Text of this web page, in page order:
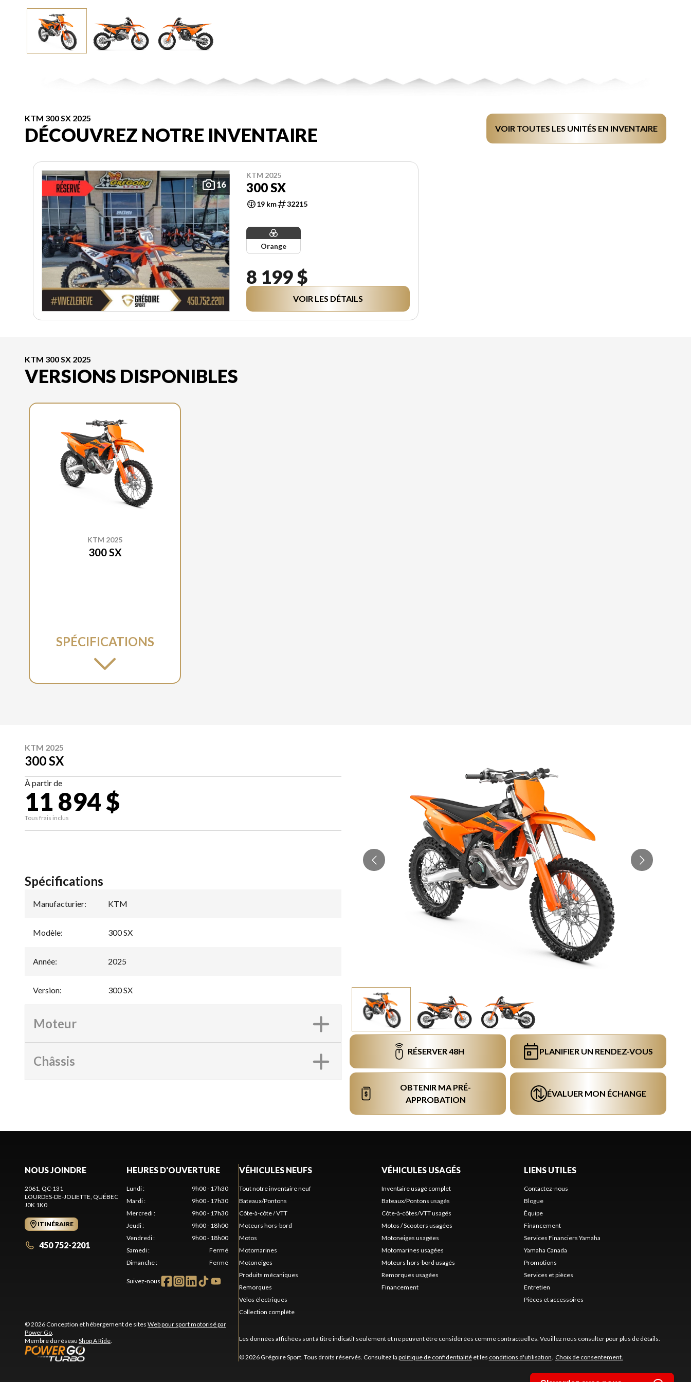
KTM 300 SX 2025
DÉCOUVREZ NOTRE INVENTAIRE VOIR TOUTES LES UNITÉS EN INVENTAIRE
16
KTM 2025
300 SX
19 km 32215
Orange
8 199 $
VOIR LES DÉTAILS
KTM 300 SX 2025
VERSIONS DISPONIBLES
KTM 2025
300 SX
SPÉCIFICATIONS
KTM 2025
300 SX
À partir de
11 894 $
Tous frais inclus
RÉSERVER 48H PLANIFIER UN RENDEZ-VOUS
OBTENIR MA PRÉ-
APPROBATION
ÉVALUER MON ÉCHANGE
Spécifications
Manufacturier: KTM
Modèle: 300 SX
Année: 2025
Version: 300 SX
Moteur
Châssis
NOUS JOINDRE
2061, QC-131
LOURDES-DE-JOLIETTE , QUÉBEC
J0K 1K0
ITINÉRAIRE
450 752-2201
HEURES D'OUVERTURE
Lundi:
9h00 - 17h30
Mardi:
9h00 - 17h30
Mercredi:
9h00 - 17h30
Jeudi:
9h00 - 18h00
Vendredi:
9h00 - 18h00
Samedi:
Fermé
Dimanche: Fermé
Suivez-nous
© 2026 Conception et hébergement de sites Web pour sport motorisé par
Power Go
Membre du réseau Shop A Ride
VÉHICULES NEUFS
Tout notre inventaire neuf
Bateaux/Pontons
Côte-à-côte / VTT
Moteurs hors-bord
Motos
Motomarines
Motoneiges
Produits mécaniques
Remorques
Vélos électriques
Collection complète
VÉHICULES USAGÉS
Inventaire usagé complet
Bateaux/Pontons usagés
Côte-à-côtes/VTT usagés
Motos / Scooters usagées
Motoneiges usagées
Motomarines usagées
Moteurs hors-bord usagés
Remorques usagées
Financement
LIENS UTILES
Contactez-nous
Blogue
Équipe
Financement
Services Financiers Yamaha
Yamaha Canada
Promotions
Services et pièces
Entretien
Pièces et accessoires
Les données affichées sont à titre indicatif seulement et ne peuvent être considérées comme contractuelles. Veuillez nous consulter pour plus de détails.
© 2026 Grégoire Sport. Tous droits réservés. Consultez la politique de confidentialitéet les conditions d'utilisation Choix de consentement.